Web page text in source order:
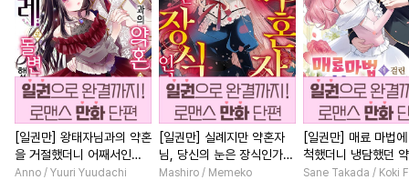
[일권만] 왕태자님과의 약혼
을 거절했더니 어째서인지
얀데레로 돌변했습니다 [단
Anno / Yuuri Yuudachi
[일권만] 실례지만 약혼자
님, 당신의 눈은 장식인가
요? [단행본]
Mashiro / Memeko
[일권만] 매료 마법
척했더니 냉담했던
가 맹목적인 사랑꾼
Sane Takada / Koki